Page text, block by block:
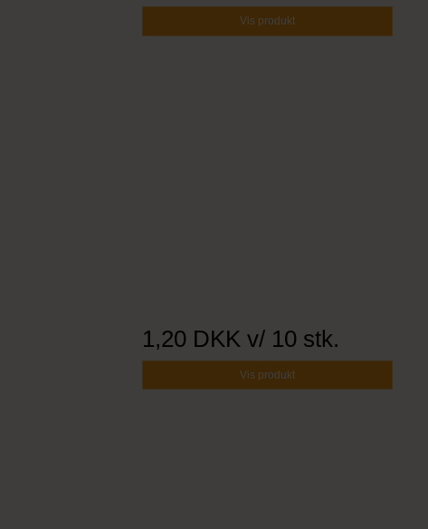
Vis produkt
1,20 DKK v/ 10 stk.
Vis produkt